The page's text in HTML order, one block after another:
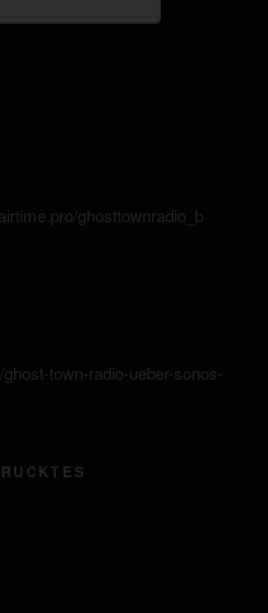
ghosttownradio_b
town-radio-ueber-sonos-